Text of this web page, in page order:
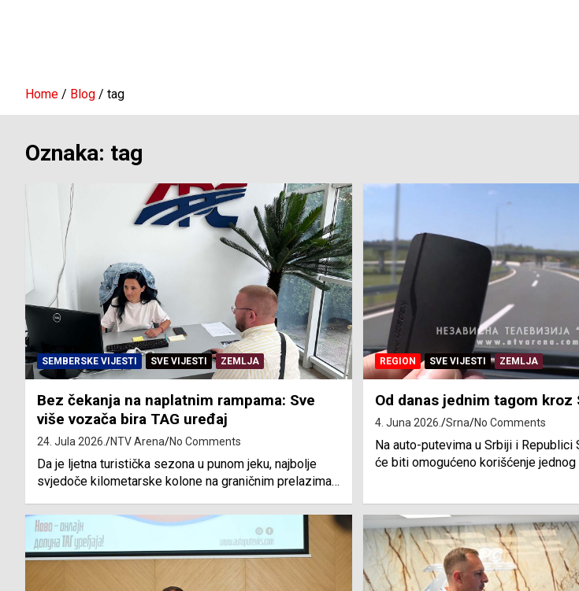
Home Blog tag
Oznaka: tag
SEMBERSKE VIJESTI SVE VIJESTI ZEMLJA
Bez čekanja na naplatnim rampama: Sve
više vozača bira TAG uređaj
24. Jula 2026. NTV Arena No Comments
Da je ljetna turistička sezona u punom jeku, najbolje
svjedoče kilometarske kolone na graničnim prelazima…
REGION SVE VIJESTI ZEMLJA
Od danas jednim tagom kroz
4. Juna 2026. Srna No Comments
Na auto-putevima u Srbiji i Republici
će biti omogućeno korišćenje jednog